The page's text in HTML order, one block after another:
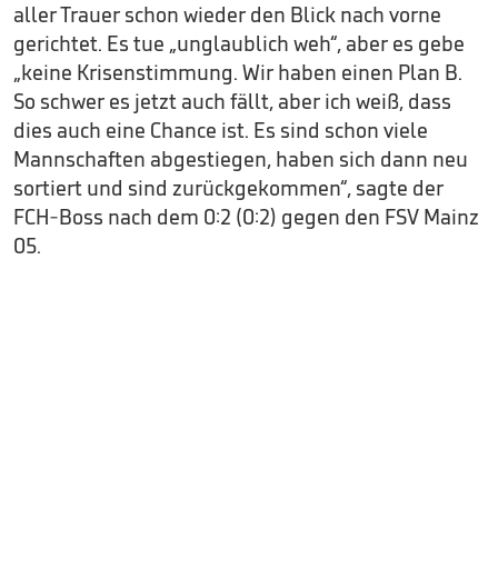
aller Trauer schon wieder den Blick nach vorne
gerichtet. Es tue „unglaublich weh“, aber es gebe
„keine Krisenstimmung. Wir haben einen Plan B.
So schwer es jetzt auch fällt, aber ich weiß, dass
dies auch eine Chance ist. Es sind schon viele
Mannschaften abgestiegen, haben sich dann neu
sortiert und sind zurückgekommen“, sagte der
FCH-Boss nach dem 0:2 (0:2) gegen den FSV Mainz
05.